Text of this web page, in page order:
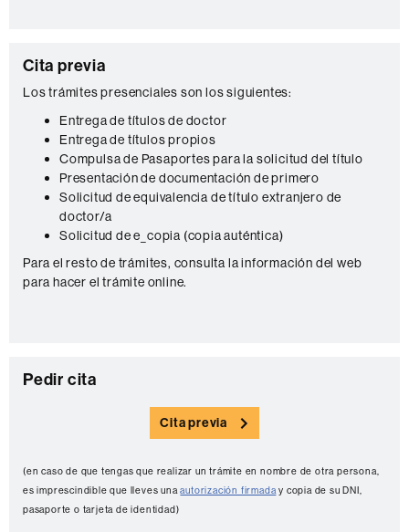
t
o
C
o
o
Cita previa
Los trámites presenciales son los siguientes:
Entrega de títulos de doctor
Entrega de títulos propios
Compulsa de Pasaportes para la solicitud del título
Presentación de documentación de primero
Solicitud de equivalencia de título extranjero de
doctor/a
Solicitud de e_copia (copia auténtica)
Para el resto de trámites, consulta la información del web
para hacer el trámite online.
C
t
a
c
Pedir cita
Cita previa
(en caso de que tengas que realizar un trámite en nombre de otra persona,
es imprescindible que lleves unaautorización firmaday copia de su DNI,
pasaporte o tarjeta de identidad)